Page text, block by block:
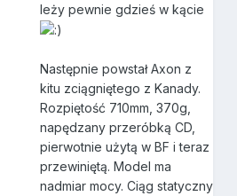
leży pewnie gdzieś w kącie
Następnie powstał Axon z
kitu zciągniętego z Kanady.
Rozpiętość 710mm, 370g,
napędzany przeróbką CD,
pierwotnie użytą w BF i teraz
przewiniętą. Model ma
nadmiar mocy. Ciąg statyczny